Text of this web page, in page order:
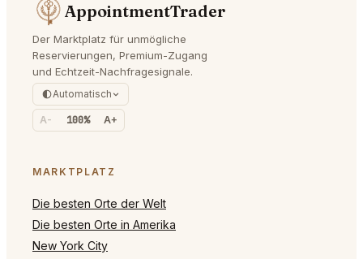
AppointmentTrader
Der Marktplatz für unmögliche
Reservierungen, Premium-Zugang
und Echtzeit-Nachfragesignale.
Automatisch
A- 100% A+
MARKTPLATZ
Die besten Orte der Welt
Die besten Orte in Amerika
New York City